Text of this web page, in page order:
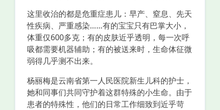
这里收治的都是危重症患儿：早产、窒息、先天
性疾病、严重感染……有的宝宝只有巴掌大小，
体重仅600多克；有的皮肤近乎透明，每一次呼
吸都需要机器辅助；有的被送来时，生命体征微
弱得几乎测不出来。
杨丽梅是云南省第一人民医院新生儿科的护士，
她和同事们共同守护着这群特殊的小生命。由于
患者的特殊性，他们的日常工作细致到近乎苛